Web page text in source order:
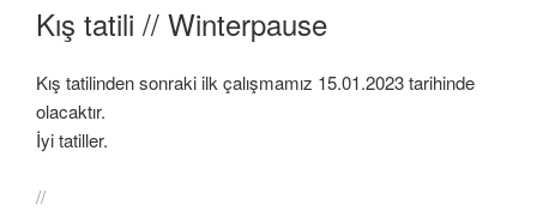
Kış tatili // Winterpause
Kış tatilinden sonraki ilk çalışmamız 15.01.2023 tarihinde
olacaktır.
İyi tatiller.
//